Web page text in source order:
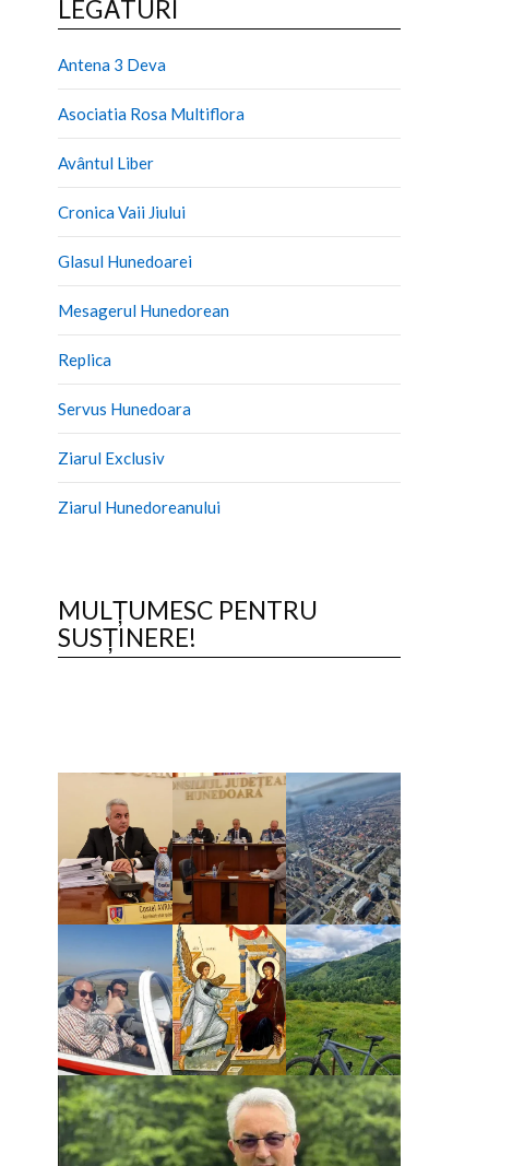
LEGĂTURI
Antena 3 Deva
Asociatia Rosa Multiflora
Avântul Liber
Cronica Vaii Jiului
Glasul Hunedoarei
Mesagerul Hunedorean
Replica
Servus Hunedoara
Ziarul Exclusiv
Ziarul Hunedoreanului
MULȚUMESC PENTRU
SUSȚINERE!